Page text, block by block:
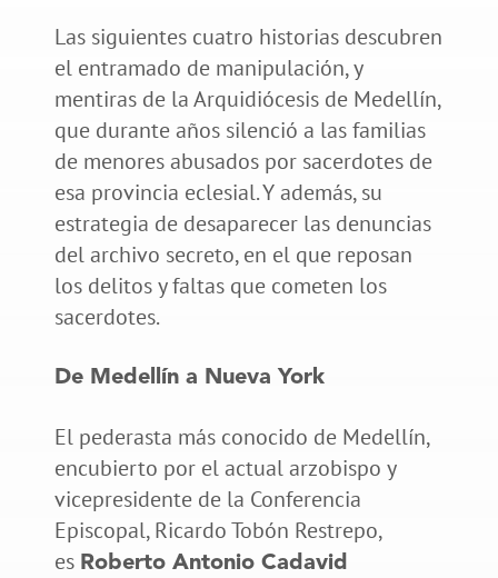
Las siguientes cuatro historias descubren
el entramado de manipulación, y
mentiras de la Arquidiócesis de Medellín,
que durante años silenció a las familias
de menores abusados por sacerdotes de
esa provincia eclesial. Y además, su
estrategia de desaparecer las denuncias
del archivo secreto, en el que reposan
los delitos y faltas que cometen los
sacerdotes.
De Medellín a Nueva York
El pederasta más conocido de Medellín,
encubierto por el actual arzobispo y
vicepresidente de la Conferencia
Episcopal, Ricardo Tobón Restrepo,
es Roberto Antonio Cadavid